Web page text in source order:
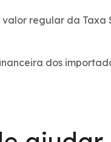
regular da Taxa
dos